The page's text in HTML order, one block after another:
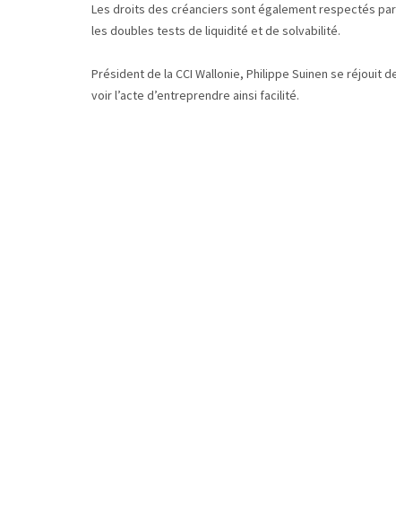
Les droits des créanciers sont également respectés par
les doubles tests de liquidité et de solvabilité.
Président de la CCI Wallonie, Philippe Suinen se réjouit
voir l’acte d’entreprendre ainsi facilité.